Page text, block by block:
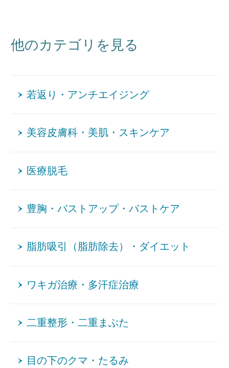
他のカテゴリを見る
若返り・アンチエイジング
美容皮膚科・美肌・スキンケア
医療脱毛
豊胸・バストアップ・バストケア
脂肪吸引（脂肪除去）・ダイエット
ワキガ治療・多汗症治療
二重整形・二重まぶた
目の下のクマ・たるみ